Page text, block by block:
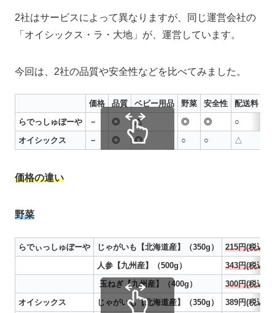
2社はサービスによって異なりますが、同じ運営会社の
「オイシックス・ラ・大地」が、運営しています。
今回は、2社の品質や安全性などを比べてみました。
価格 品質 ベビー用品 野菜 安全性 配送料
らでっしゅぼーや
－ ◎ △ ◎ ◎ ○
オイシックス
－ ◎ ◎ ○ ○ △
スクロールできます
価格の違い
野菜
らでぃっしゅぼーや じゃがいも【北海道産】（350g）
215円(税込)
人参【九州産】（500g）
343円(税込)
玉ねぎ【九州産】（400g）
300円(税込)
オイシックス
じゃがいも【北海道産】（350g）
389円(税込)